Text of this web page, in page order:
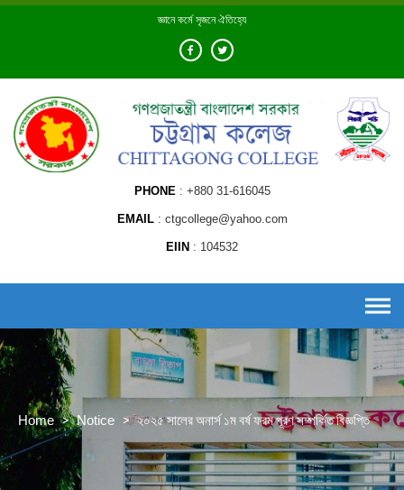
Skip
জ্ঞানে কর্মে সৃজনে ঐতিহ্যে
PHONE +880 31-616045
EMAIL ctgcollege@yahoo.com
EIIN 104532
Home > Notice > ২০২৫ সালের অনার্স ১ম বর্ষ ফরম পূরণ সম্পর্কিত বিজ্ঞপ্তি